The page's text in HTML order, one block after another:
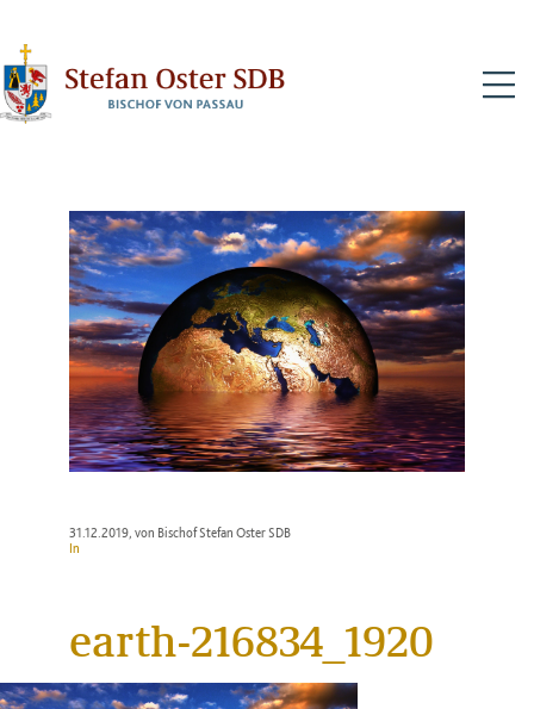
31.12.2019, von Bischof Stefan Oster SDB
In
earth-216834_1920